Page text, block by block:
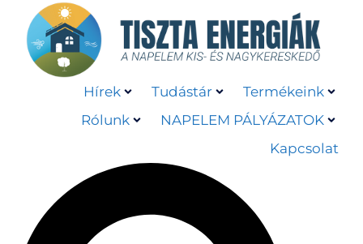
Hírek Tudástár
Termékeink
Rólunk
NAPELEM PÁLYÁZATOK
Kapcsolat